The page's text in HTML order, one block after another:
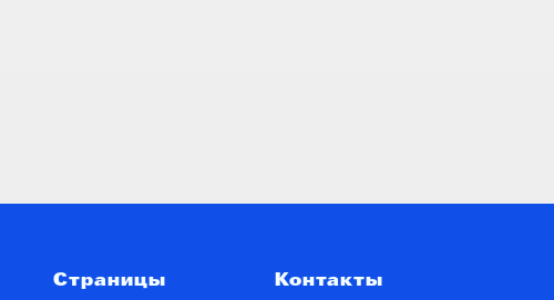
Страницы Контакты